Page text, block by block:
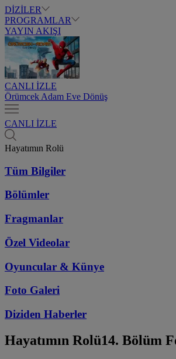
DİZİLER
PROGRAMLAR
YAYIN AKIŞI
CANLI İZLE
Örümcek Adam Eve Dönüş
CANLI İZLE
Hayatımın Rolü
Tüm Bilgiler
Bölümler
Fragmanlar
Özel Videolar
Oyuncular & Künye
Foto Galeri
Diziden Haberler
Hayatımın Rolü14. Bölüm